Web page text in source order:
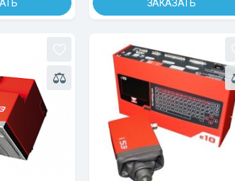
ЗАКАЗАТЬ